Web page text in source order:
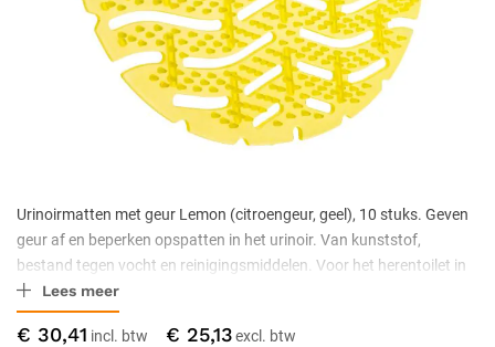
€ 30,41 € 25,13
Urinoirmatten met geur Lemon (citroengeur, geel), 10 stuks. Geven
geur af en beperken opspatten in het urinoir. Van kunststof,
bestand tegen vocht en reinigingsmiddelen. Voor het herentoilet in
horeca, kantoren, scholen en openbare gebouwen.
Lees meer